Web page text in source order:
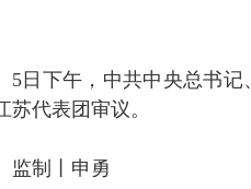
5日下午，中共中央总书
苏代表团审议。
监制丨申勇